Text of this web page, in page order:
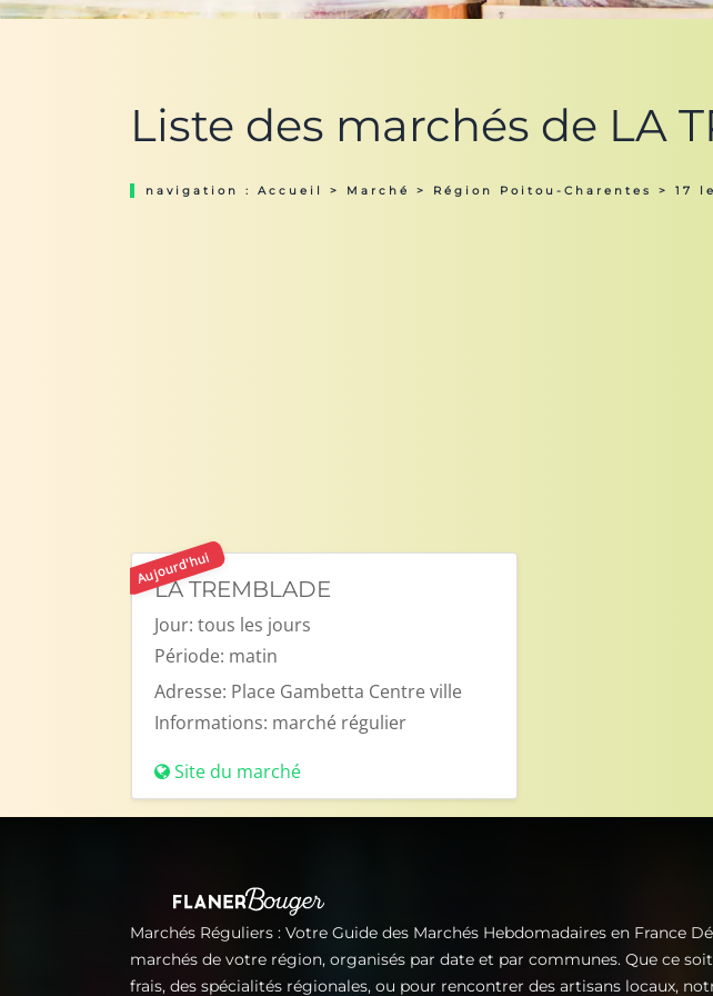
Liste des marchés de LA
navigation : Accueil > Marché > Région Poitou-Charentes > 17
Aujourd'hui
LA TREMBLADE
Jour: tous les jours
Période: matin
Adresse: Place Gambetta Centre ville
Informations: marché régulier
Site du marché
Marchés Réguliers : Votre Guide des Marchés Hebdomadaires en France
marchés de votre région, organisés par date et par communes. Que ce
frais, des spécialités régionales, ou pour rencontrer des artisans locaux,